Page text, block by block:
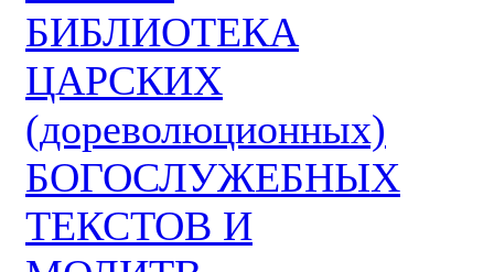
БИБЛИОТЕКА
ЦАРСКИХ
(дореволюционных)
БОГОСЛУЖЕБНЫХ
ТЕКСТОВ И